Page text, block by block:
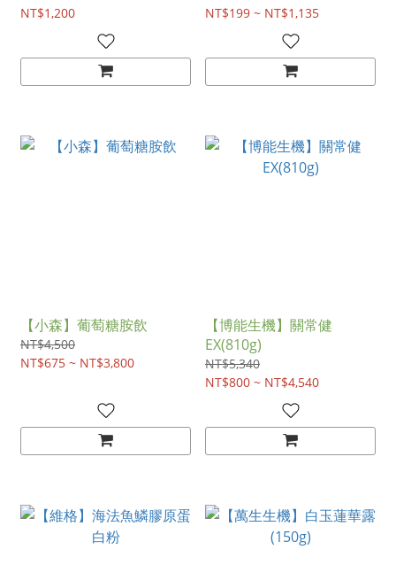
NT$1,200
NT$199 ~ NT$1,135
【小森】葡萄糖胺飲
NT$4,500
NT$675 ~ NT$3,800
【博能生機】關常健
EX(810g)
NT$5,340
NT$800 ~ NT$4,540